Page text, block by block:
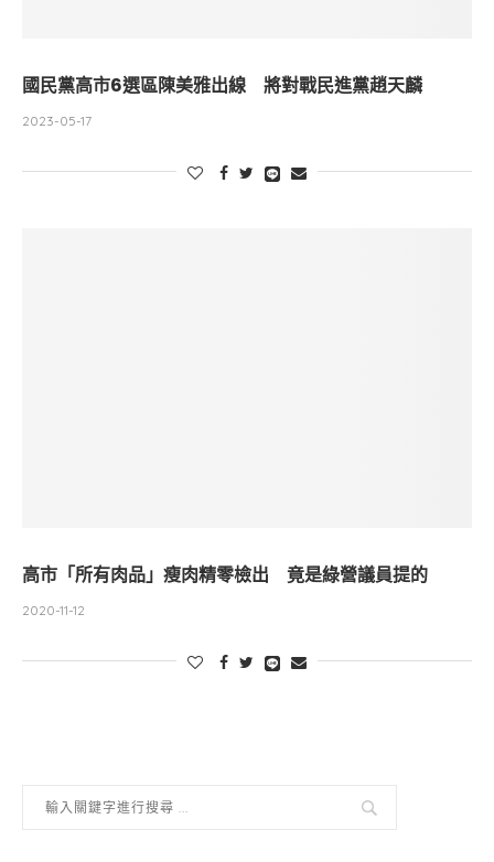
國民黨高市6選區陳美雅出線 將對戰民進黨趙天麟
2023-05-17
高市「所有肉品」瘦肉精零檢出 竟是綠營議員提的
2020-11-12